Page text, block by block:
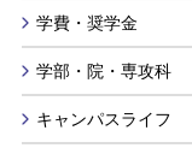
学費・奨学金
学部・院・専攻科
キャンパスライフ